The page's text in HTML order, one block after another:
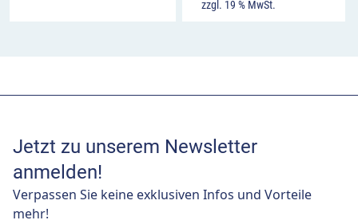
zzgl. 19 % MwSt.
Jetzt zu unserem Newsletter
anmelden!
Verpassen Sie keine exklusiven Infos und Vorteile
mehr!